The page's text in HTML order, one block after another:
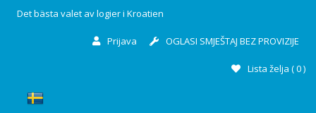
Det bästa valet av logier i Kroatien
Prijava OGLASI SMJEŠTAJ BEZ PROVIZIJE
Lista želja (0)